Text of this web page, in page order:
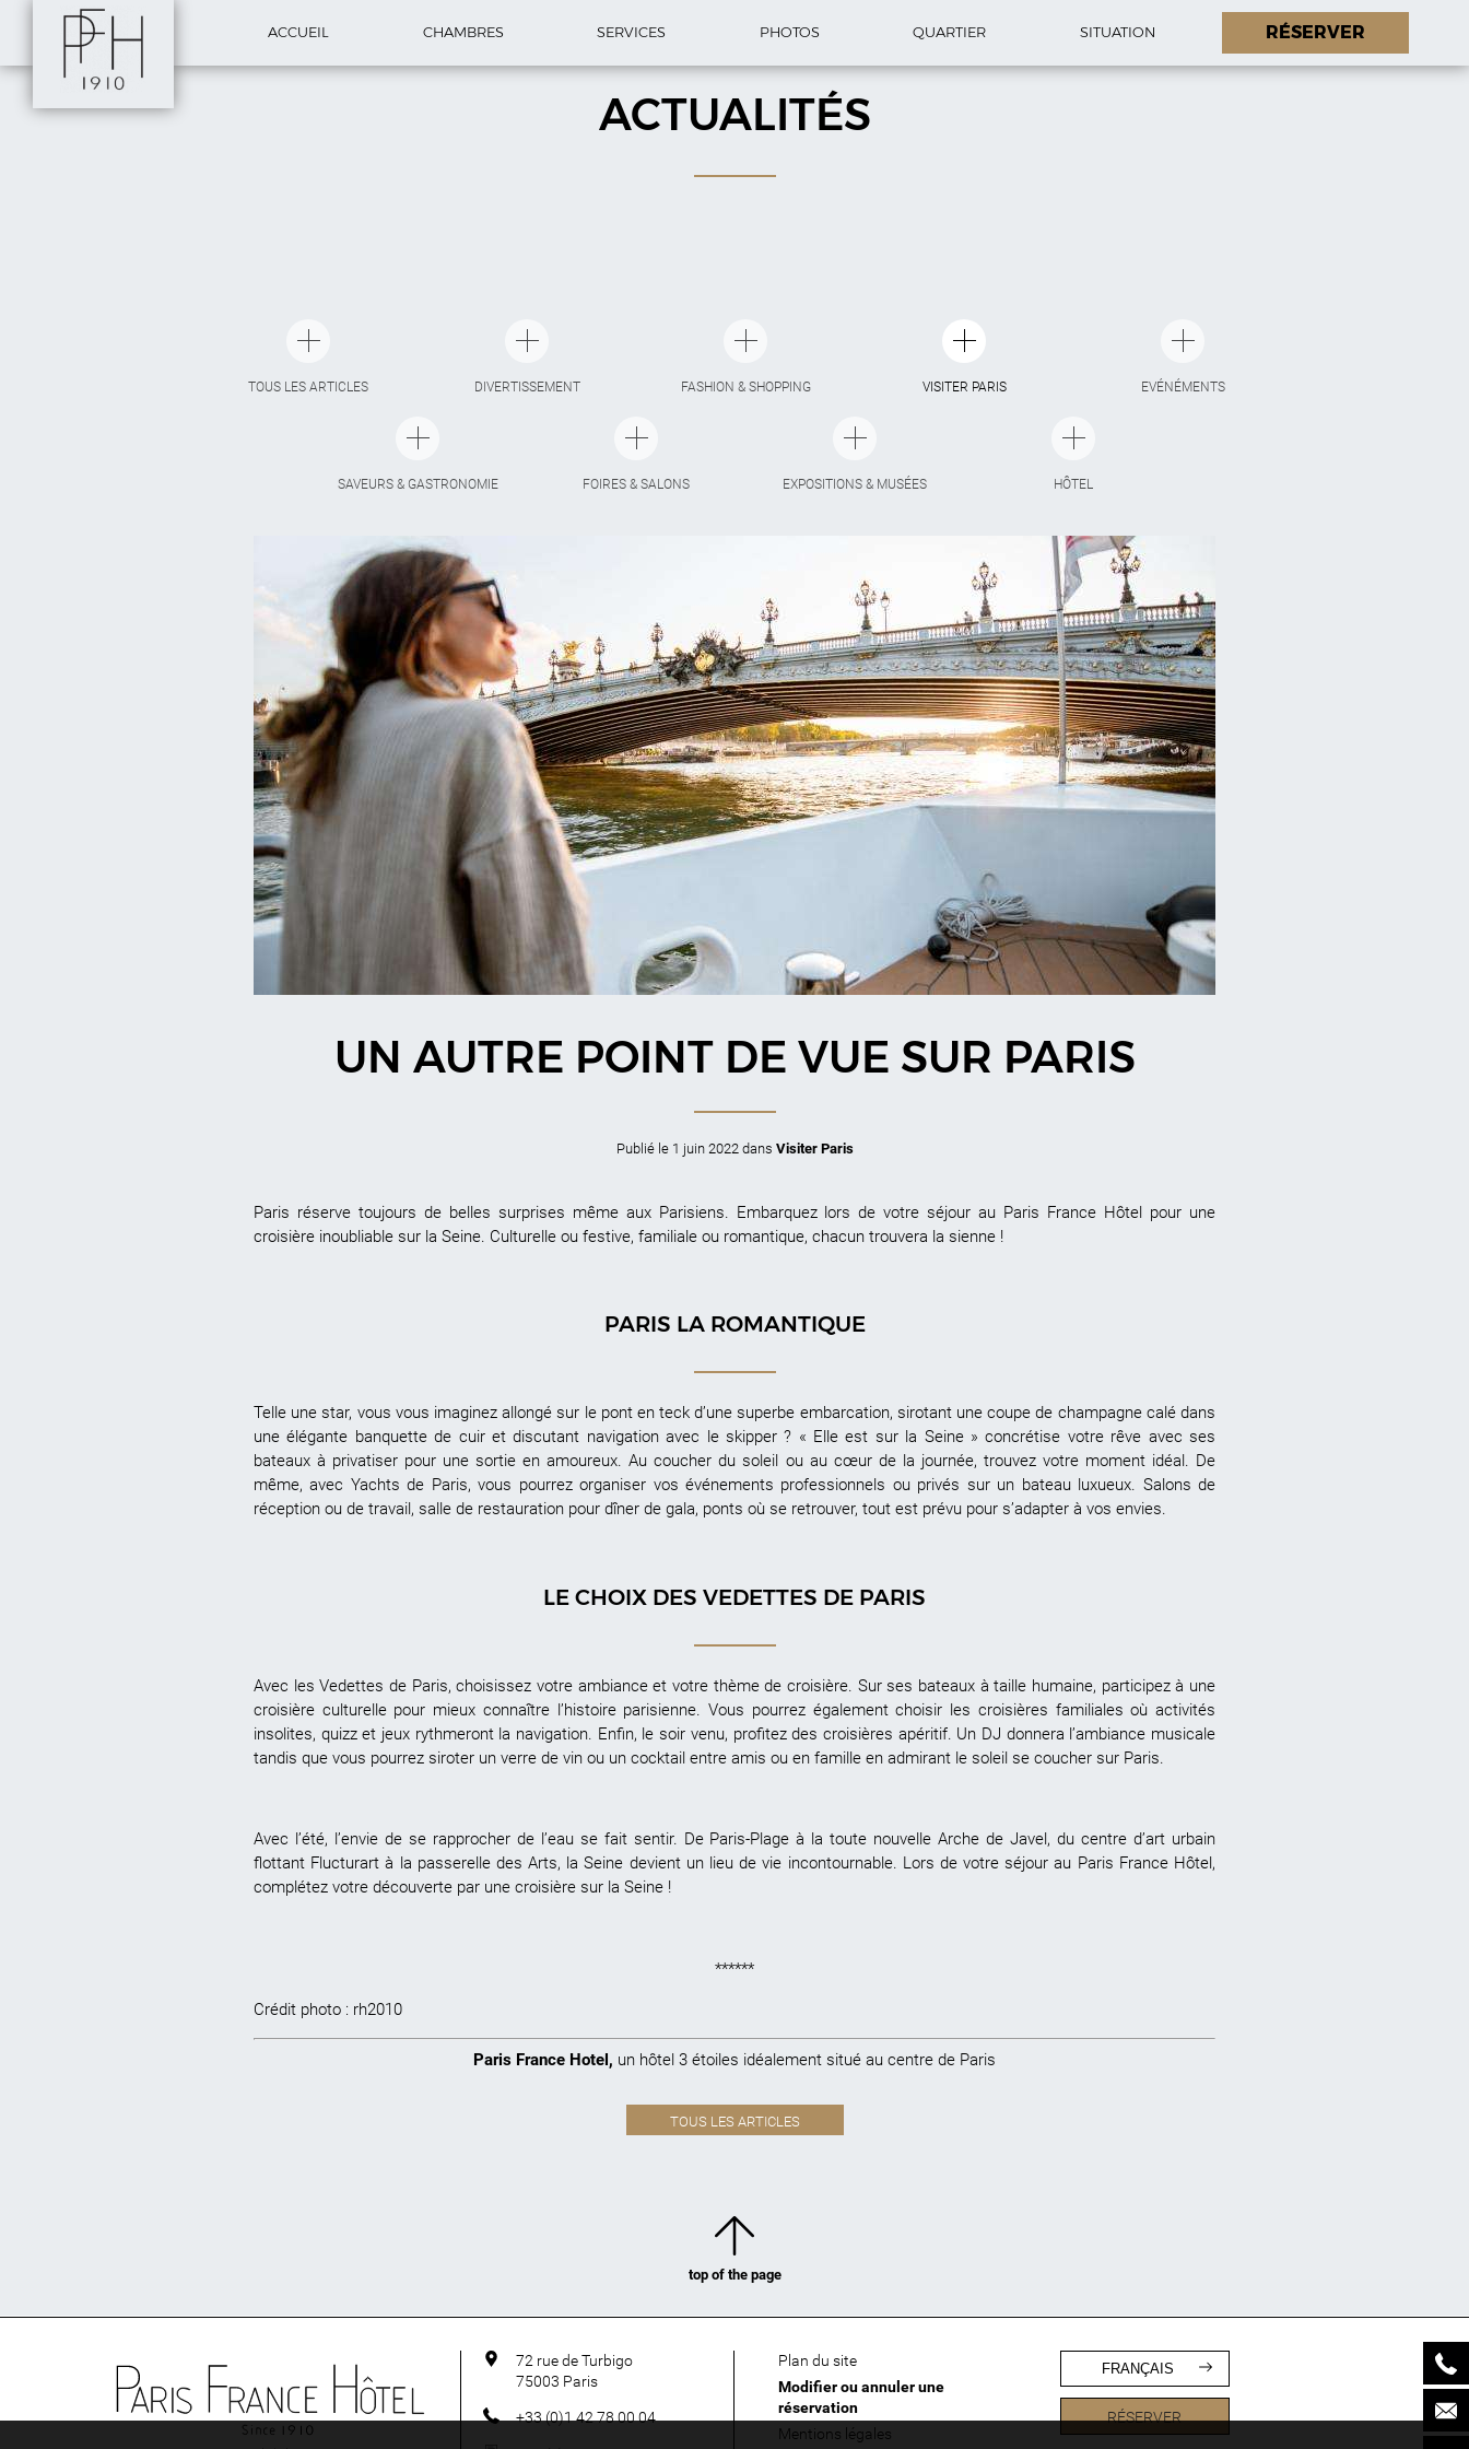
ACCUEIL CHAMBRES SERVICES PHOTOS QUARTIER SITUATION RÉSERVER
ACTUALITÉS
TOUS LES ARTICLES DIVERTISSEMENT FASHION & SHOPPING VISITER PARIS EVÉNÉMENTS
SAVEURS & GASTRONOMIE FOIRES & SALONS EXPOSITIONS & MUSÉES HÔTEL
UN AUTRE POINT DE VUE SUR PARIS
Publié le 1 juin 2022 dans Visiter Paris
Paris réserve toujours de belles surprises même aux Parisiens. Embarquez lors de votre séjour au Paris France Hôtel pour une
croisière inoubliable sur la Seine. Culturelle ou festive, familiale ou romantique, chacun trouvera la sienne !
PARIS LA ROMANTIQUE
Telle une star, vous vous imaginez allongé sur le pont en teck d’une superbe embarcation, sirotant une coupe de champagne calé dans
une élégante banquette de cuir et discutant navigation avec le skipper ? « Elle est sur la Seine » concrétise votre rêve avec ses
bateaux à privatiser pour une sortie en amoureux. Au coucher du soleil ou au cœur de la journée, trouvez votre moment idéal. De
même, avec Yachts de Paris, vous pourrez organiser vos événements professionnels ou privés sur un bateau luxueux. Salons de
réception ou de travail, salle de restauration pour dîner de gala, ponts où se retrouver, tout est prévu pour s’adapter à vos envies.
LE CHOIX DES VEDETTES DE PARIS
Avec les Vedettes de Paris, choisissez votre ambiance et votre thème de croisière. Sur ses bateaux à taille humaine, participez à une
croisière culturelle pour mieux connaître l’histoire parisienne. Vous pourrez également choisir les croisières familiales où activités
insolites, quizz et jeux rythmeront la navigation. Enfin, le soir venu, profitez des croisières apéritif. Un DJ donnera l’ambiance musicale
tandis que vous pourrez siroter un verre de vin ou un cocktail entre amis ou en famille en admirant le soleil se coucher sur Paris.
Avec l’été, l’envie de se rapprocher de l’eau se fait sentir. De Paris-Plage à la toute nouvelle Arche de Javel, du centre d’art urbain
flottant Flucturart à la passerelle des Arts, la Seine devient un lieu de vie incontournable. Lors de votre séjour au Paris France Hôtel,
complétez votre découverte par une croisière sur la Seine !
******
Crédit photo : rh2010
Paris France Hotel , un hôtel 3 étoiles idéalement situé au centre de Paris
TOUS LES ARTICLES
top of the page
72 rue de Turbigo
75003 Paris
+33 (0)1 42 78 00 04
Plan du site
Modifier ou annuler une
réservation
Mentions légales
FRANÇAIS
RÉSERVER